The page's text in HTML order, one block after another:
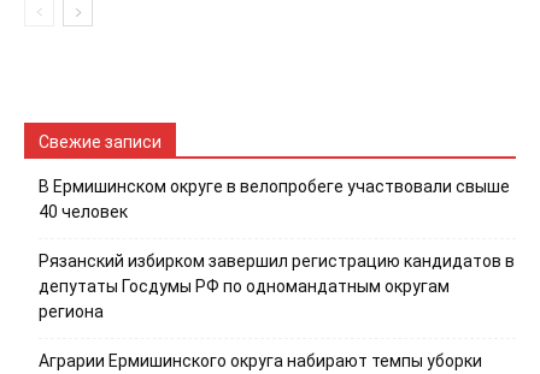
Свежие записи
В Ермишинском округе в велопробеге участвовали свыше
40 человек
Рязанский избирком завершил регистрацию кандидатов в
депутаты Госдумы РФ по одномандатным округам
региона
Аграрии Ермишинского округа набирают темпы уборки